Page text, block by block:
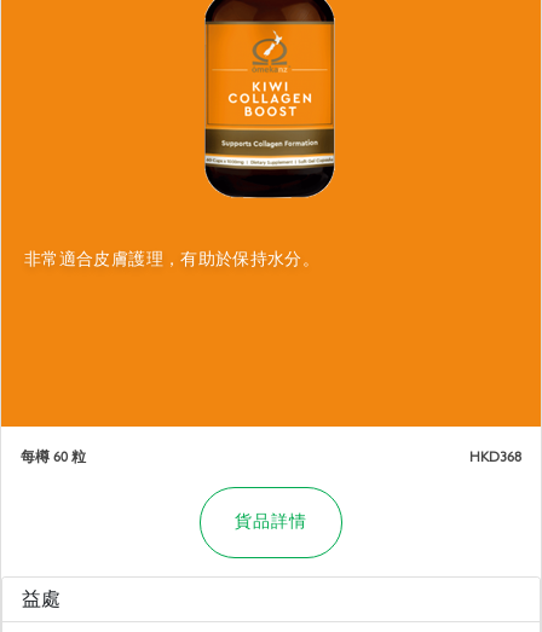
非常適合皮膚護理，有助於保持水分。
每樽 60 粒 HKD368
貨品詳情
益處